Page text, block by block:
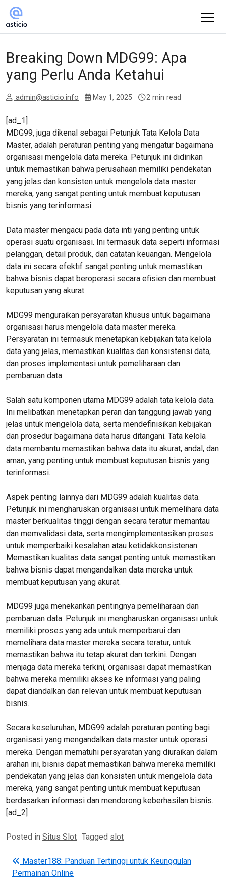
Breaking Down MDG99: Apa
yang Perlu Anda Ketahui
admin@asticio.info May 1, 2025 2 min read
[ad_1]
MDG99, juga dikenal sebagai Petunjuk Tata Kelola Data
Master, adalah peraturan penting yang mengatur bagaimana
organisasi mengelola data mereka. Petunjuk ini didirikan
untuk memastikan bahwa perusahaan memiliki pendekatan
yang jelas dan konsisten untuk mengelola data master
mereka, yang sangat penting untuk membuat keputusan
bisnis yang terinformasi.
Data master mengacu pada data inti yang penting untuk
operasi suatu organisasi. Ini termasuk data seperti informasi
pelanggan, detail produk, dan catatan keuangan. Mengelola
data ini secara efektif sangat penting untuk memastikan
bahwa bisnis dapat beroperasi secara efisien dan membuat
keputusan yang akurat.
MDG99 menguraikan persyaratan khusus untuk bagaimana
organisasi harus mengelola data master mereka.
Persyaratan ini termasuk menetapkan kebijakan tata kelola
data yang jelas, memastikan kualitas dan konsistensi data,
dan proses implementasi untuk pemeliharaan dan
pembaruan data.
Salah satu komponen utama MDG99 adalah tata kelola data.
Ini melibatkan menetapkan peran dan tanggung jawab yang
jelas untuk mengelola data, serta mendefinisikan kebijakan
dan prosedur bagaimana data harus ditangani. Tata kelola
data membantu memastikan bahwa data itu akurat, andal, dan
aman, yang penting untuk membuat keputusan bisnis yang
terinformasi.
Aspek penting lainnya dari MDG99 adalah kualitas data.
Petunjuk ini mengharuskan organisasi untuk memelihara data
master berkualitas tinggi dengan secara teratur memantau
dan memvalidasi data, serta mengimplementasikan proses
untuk memperbaiki kesalahan atau ketidakkonsistenan.
Memastikan kualitas data sangat penting untuk memastikan
bahwa bisnis dapat mengandalkan data mereka untuk
membuat keputusan yang akurat.
MDG99 juga menekankan pentingnya pemeliharaan dan
pembaruan data. Petunjuk ini mengharuskan organisasi untuk
memiliki proses yang ada untuk memperbarui dan
memelihara data master mereka secara teratur, untuk
memastikan bahwa itu tetap akurat dan terkini. Dengan
menjaga data mereka terkini, organisasi dapat memastikan
bahwa mereka memiliki akses ke informasi yang paling
dapat diandalkan dan relevan untuk membuat keputusan
bisnis.
Secara keseluruhan, MDG99 adalah peraturan penting bagi
organisasi yang mengandalkan data master untuk operasi
mereka. Dengan mematuhi persyaratan yang diuraikan dalam
arahan ini, bisnis dapat memastikan bahwa mereka memiliki
pendekatan yang jelas dan konsisten untuk mengelola data
mereka, yang sangat penting untuk membuat keputusan
berdasarkan informasi dan mendorong keberhasilan bisnis.
[ad_2]
Posted in Situs Slot Tagged slot
Post navigation
Master188: Panduan Tertinggi untuk Keunggulan
Permainan Online